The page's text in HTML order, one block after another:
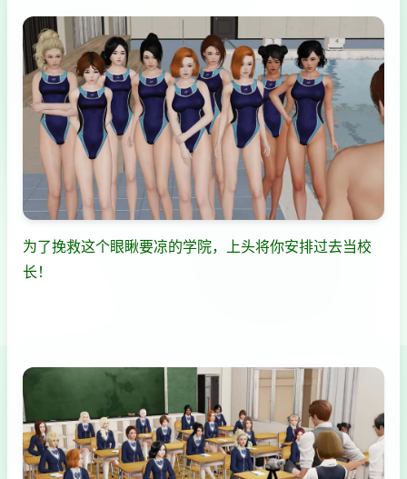
为了挽救这个眼瞅要凉的学院，上头将你安排过去当校
长！